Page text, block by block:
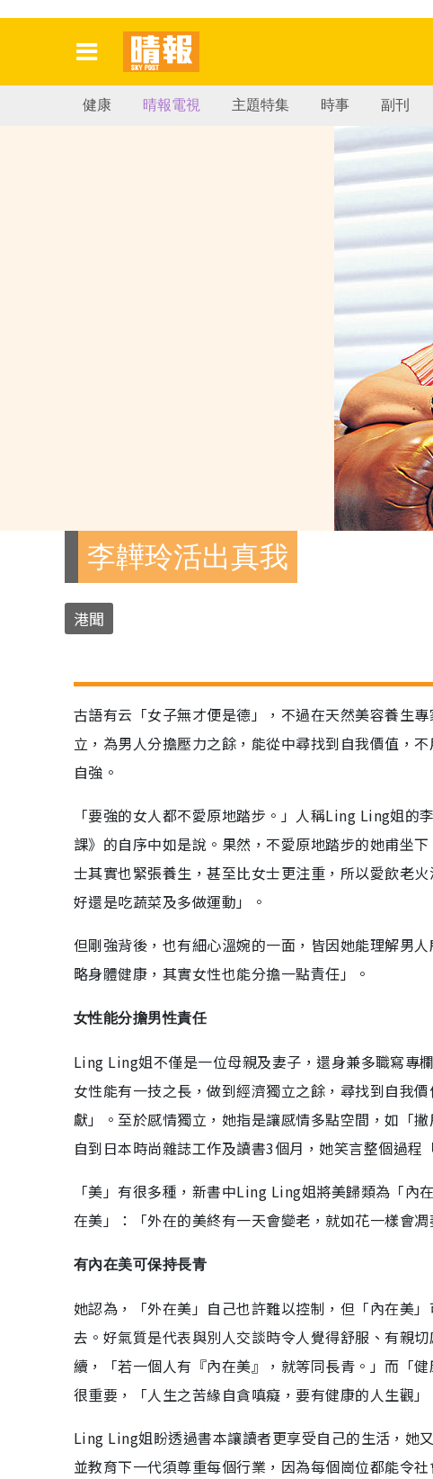
健康 晴報電視 主題特集 時事 副刊
李韡玲活出真我
港聞
古語有云「女子無才便是德」，不過在天然美容養生
立，為男人分擔壓力之餘，能從中尋找到自我價值，
自強。
「要強的女人都不愛原地踏步。」人稱Ling Ling姐
課》的自序中如是說。果然，不愛原地踏步的她甫坐
士其實也緊張養生，甚至比女士更注重，所以愛飲老
好還是吃蔬菜及多做運動」。
但剛強背後，也有細心溫婉的一面，皆因她能理解男
略身體健康，其實女性也能分擔一點責任」。
女性能分擔男性責任
Ling Ling姐不僅是一位母親及妻子，還身兼多職寫專
女性能有一技之長，做到經濟獨立之餘，尋找到自我
獻」。至於感情獨立，她指是讓感情多點空間，如「
自到日本時尚雜誌工作及讀書3個月，她笑言整個過程
「美」有很多種，新書中Ling Ling姐將美歸類為「
在美」：「外在的美終有一天會變老，就如花一樣會
有內在美可保持長青
她認為，「外在美」自己也許難以控制，但「內在美
去。好氣質是代表與別人交談時令人覺得舒服、有親
續，「若一個人有『內在美』，就等同長青。」而「
很重要，「人生之苦緣自貪嗔癡，要有健康的人生觀」
Ling Ling姐盼透過書本讓讀者更享受自己的生活，她
並教育下一代須尊重每個行業，因為每個崗位都能令